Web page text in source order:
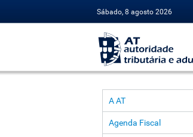
Sábado, 8 agosto 2026
A AT
Agenda Fiscal